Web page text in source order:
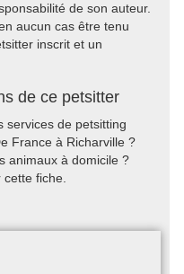
de son auteur.
aucun cas être tenu
inscrit et un
de ce petsitter
services de petsitting
France à Richarville ?
animaux à domicile ?
fiche.